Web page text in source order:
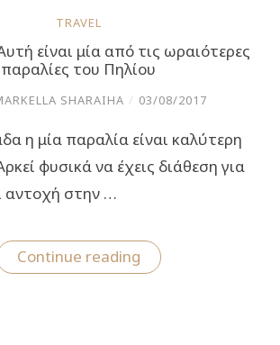
TRAVEL
είναι μία από τις ωραιότερες
παραλίες του Πηλίου
SHARAIHA / 03/08/2017
η μία παραλία είναι καλύτερη
φυσικά να έχεις διάθεση για
αντοχή στην …
Continue reading“Παπά
Νερό: